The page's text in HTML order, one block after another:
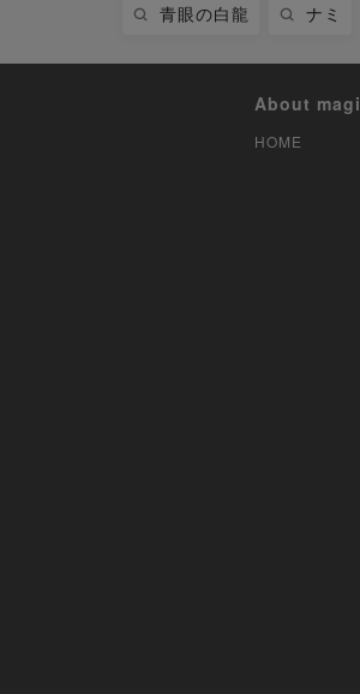
青眼の白龍 ナミ
About magi
HOME